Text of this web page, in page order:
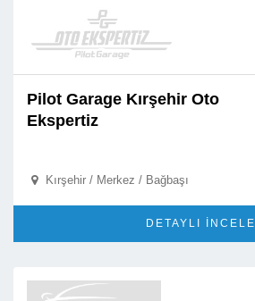
Pilot Garage Kırşehir Oto
Ekspertiz
 Kırşehir / Merkez / Bağbaşı
DETAYLI İNCELE